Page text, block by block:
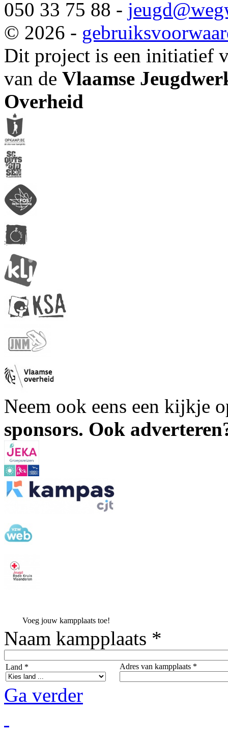
050 33 75 88 - jeugd
© 2026 -
Dit project is een initiatief
van de Vlaamse
Overheid
Neem ook eens een kijkje
sponsors. Ook
Voeg jouw kampplaats toe!
Naam kampplaats *
Land * Adres van kampplaats *
Ga verder